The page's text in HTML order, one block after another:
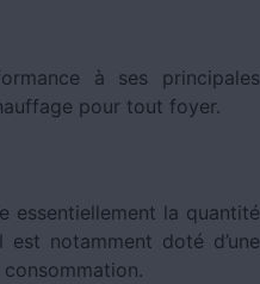
à ses principales
pour tout foyer.
essentiellement la quantité
notamment doté d’une